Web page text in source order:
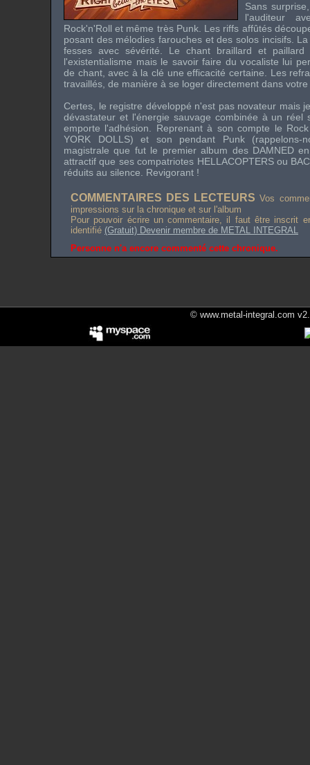
Sans
l'auditeur
Rock'n'Roll et même très Punk. Les riffs affûtés
posant des mélodies farouches et des solos incisifs.
fesses avec sévérité. Le chant braillard et paillard
l'existentialisme mais le savoir faire du vocaliste lui
de chant, avec à la clé une efficacité certaine. Les
travaillés, de manière à se loger directement dans
Certes, le registre développé n'est pas novateur mais
dévastateur et l'énergie sauvage combinée à un réel
emporte l'adhésion. Reprenant à son compte le
YORK DOLLS) et son pendant Punk
magistrale que fut le premier album des DAMNED
attractif que ses compatriotes HELLACOPTERS ou
réduits au silence. Revigorant !
COMMENTAIRES DES LECTEURS Vos
impressions sur la chronique et sur l'album
Pour pouvoir écrire un commentaire, il faut être inscrit
identifié (Gratuit) Devenir membre de METAL INTEGRAL
Personne n'a encore commenté cette chronique.
© www.metal-integral.com